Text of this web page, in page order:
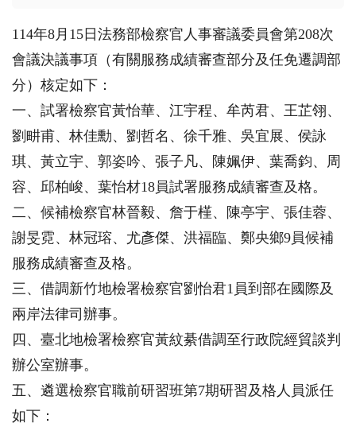
114年8月15日法務部檢察官人事審議委員會第208次
會議決議事項（有關服務成績審查部分及任免遷調部
分）核定如下：
一、試署檢察官黃怡華、江宇程、牟芮君、王芷翎、
劉畊甫、林佳勳、劉哲名、徐千雅、吳宜展、侯詠
琪、黃立宇、郭姿吟、張子凡、陳姵伊、葉喬鈞、周
容、邱柏峻、葉怡材18員試署服務成績審查及格。
二、候補檢察官林晉毅、詹于槿、陳亭宇、張佳蓉、
謝旻霓、林冠瑢、尤彥傑、洪福臨、鄭央鄉9員候補
服務成績審查及格。
三、借調新竹地檢署檢察官劉怡君1員到部在國際及
兩岸法律司辦事。
四、臺北地檢署檢察官黃紋綦借調至行政院經貿談判
辦公室辦事。
五、遴選檢察官職前研習班第7期研習及格人員派任
如下：